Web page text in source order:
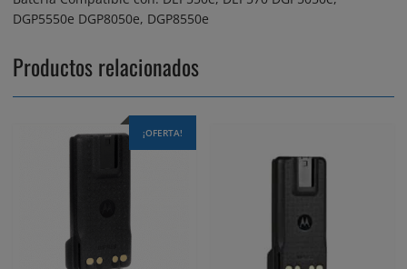
DGP5550e DGP8050e, DGP8550e
Productos relacionados
¡OFERTA!